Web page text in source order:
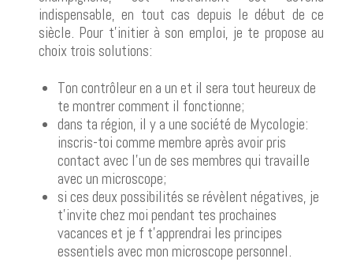
indispensable, en tout cas depuis le début de ce
siècle. Pour t'initier à son emploi, je te propose au
choix trois solutions:
Ton contrôleur en a un et il sera tout heureux de
te montrer comment il fonctionne;
dans ta région, il y a une société de Mycologie:
inscris-toi comme membre après avoir pris
contact avec l'un de ses membres qui travaille
avec un microscope;
si ces deux possibilités se révèlent négatives, je
t'invite chez moi pendant tes prochaines
vacances et je f t'apprendrai les principes
essentiels avec mon microscope personnel.